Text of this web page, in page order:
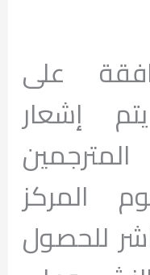
على
إشعار
المركز
للحصول